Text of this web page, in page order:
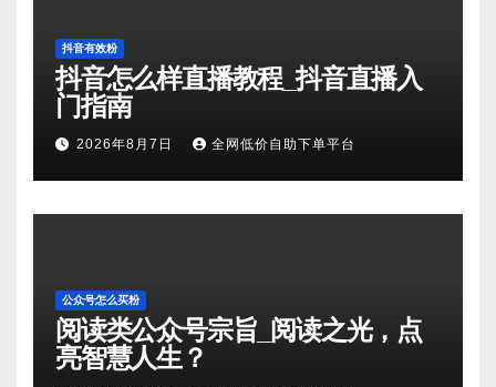
抖音有效粉
抖音怎么样直播教程_抖音直播入
门指南
2026年8月7日 全网低价自助下单平台
公众号怎么买粉
阅读类公众号宗旨_阅读之光，点
亮智慧人生？